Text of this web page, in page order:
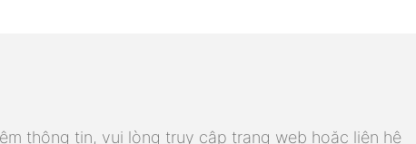
thông tin, vui lòng truy cập trang web hoặc liên hệ